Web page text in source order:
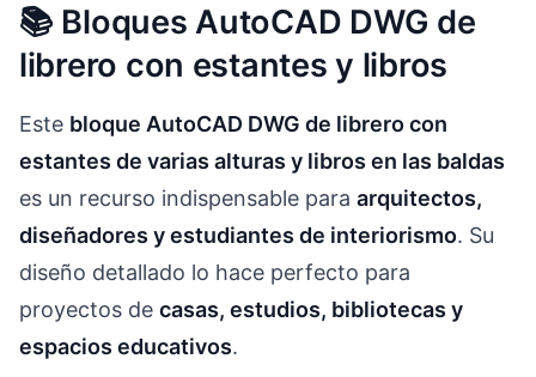
📚 Bloques AutoCAD DWG de
librero con estantes y libros
Este bloque AutoCAD DWG de librero con
estantes de varias alturas y libros en las baldas
es un recurso indispensable para arquitectos,
diseñadores y estudiantes de interiorismo. Su
diseño detallado lo hace perfecto para
proyectos de casas, estudios, bibliotecas y
espacios educativos.